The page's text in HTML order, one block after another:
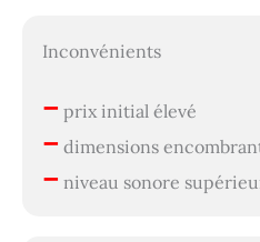
Inconvénients
– prix initial élevé
– dimensions
– niveau sonore